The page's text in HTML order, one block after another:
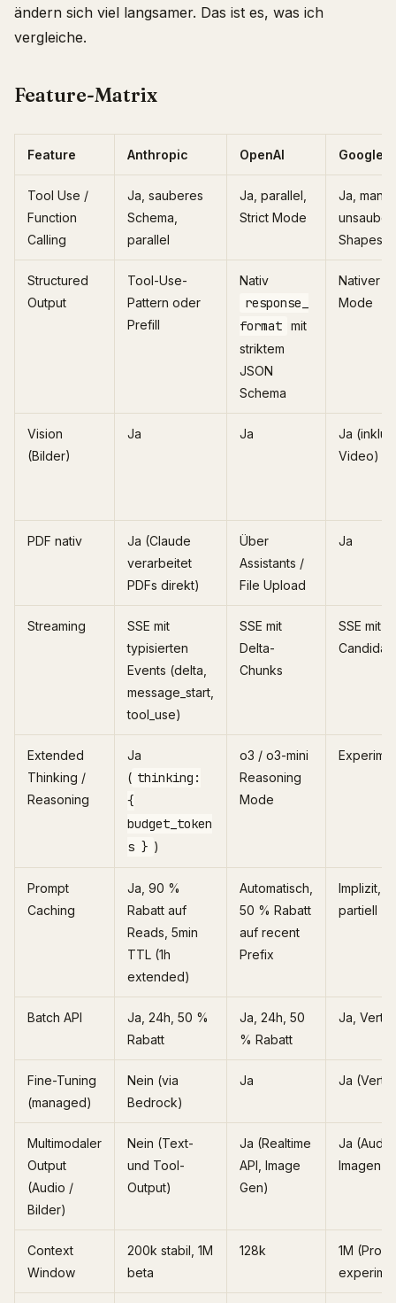
ändern sich viel langsamer. Das ist es, was ich
vergleiche.
Feature-Matrix
Feature Anthropic OpenAI Google
Tool Use /
Function
Calling
Ja, sauberes
Schema,
parallel
Ja, parallel,
Strict Mode
Ja,
Shapes
Structured
Output
Tool-Use-
Pattern oder
Prefill
Nativ
response_
format mit
striktem
JSON
Schema
Nativer
Mode
Vision
(Bilder)
Ja Ja
Ja
Video)
PDF nativ
Ja (Claude
verarbeitet
PDFs direkt)
Über
Assistants /
File Upload
Ja
Streaming
SSE mit
typisierten
Events (delta,
message_start,
tool_use)
SSE mit
Delta-
Chunks
SSE mit
Extended
Thinking /
Reasoning
Ja
( thinking:
{
budget_token
s } )
o3 / o3-mini
Reasoning
Mode
Prompt
Caching
Ja, 90 %
Rabatt auf
Reads, 5min
TTL (1h
extended)
Automatisch,
50 % Rabatt
auf recent
Prefix
Implizit,
partiell
Batch API
Ja, 24h, 50 %
Rabatt
Ja, 24h, 50
% Rabatt
Ja,
Fine-Tuning
(managed)
Nein (via
Bedrock)
Ja Ja
Multimodaler
Output
(Audio /
Bilder)
Nein (Text-
und Tool-
Output)
Ja (Realtime
API, Image
Gen)
Ja
Imagen)
Context
Window
200k stabil, 1M
beta
128k
1M (Pro),